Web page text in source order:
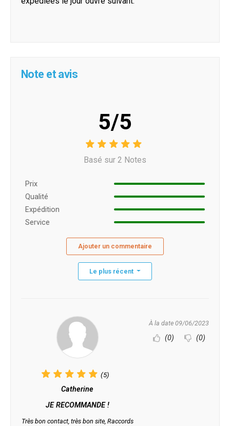
Note et avis
5/5
Basé sur 2 Notes
Prix ​​
Qualité
Expédition
Service
Ajouter un commentaire
Le plus récent
(5)
Catherine
JE RECOMMANDE !
Très bon contact, très bon site, Raccords
À la date 09/06/2023
(0) (0)